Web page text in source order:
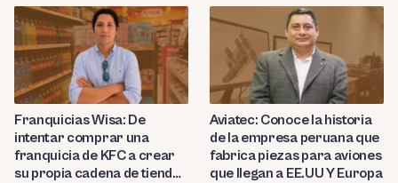
en Perú
Franquicias Wisa: De
intentar comprar una
franquicia de KFC a crear
su propia cadena de tiendas
Aviatec: Conoce la historia
de la empresa peruana que
fabrica piezas para aviones
que llegan a EE.UU Y Europa